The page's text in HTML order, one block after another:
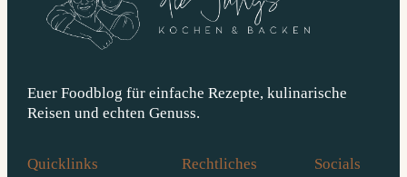
Euer Foodblog für einfache Rezepte, kulinarische
Reisen und echten Genuss.
Quicklinks Rechtliches Socials